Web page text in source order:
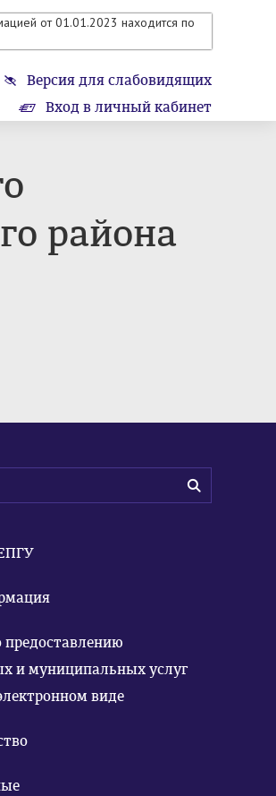
от 01.01.2023 находится по
Версия для слабовидящих
Вход в личный кабинет
района
и муниципальных услуг
виде